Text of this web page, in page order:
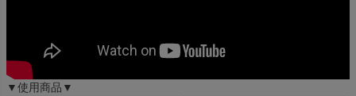
▼使用商品▼